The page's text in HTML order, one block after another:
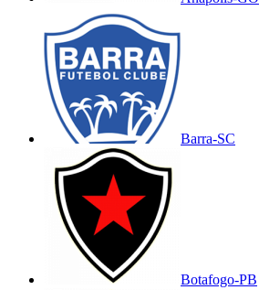
Barra-SC
Botafogo-PB